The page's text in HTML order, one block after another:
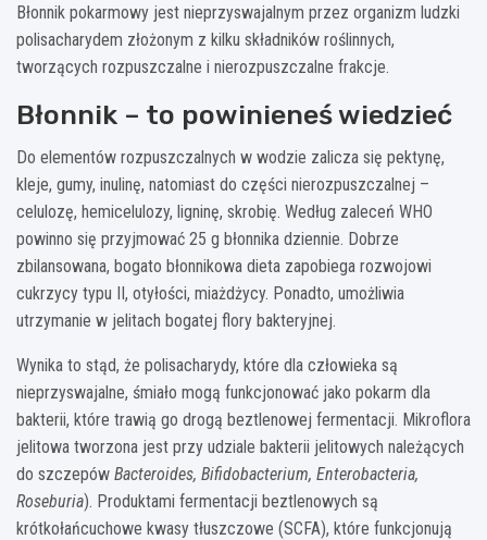
Błonnik pokarmowy jest nieprzyswajalnym przez organizm ludzki
polisacharydem złożonym z kilku składników roślinnych,
tworzących rozpuszczalne i nierozpuszczalne frakcje.
Błonnik – to powinieneś wiedzieć
Do elementów rozpuszczalnych w wodzie zalicza się pektynę,
kleje, gumy, inulinę, natomiast do części nierozpuszczalnej –
celulozę, hemicelulozy, ligninę, skrobię. Według zaleceń WHO
powinno się przyjmować 25 g błonnika dziennie. Dobrze
zbilansowana, bogato błonnikowa dieta zapobiega rozwojowi
cukrzycy typu II, otyłości, miażdżycy. Ponadto, umożliwia
utrzymanie w jelitach bogatej flory bakteryjnej.
Wynika to stąd, że polisacharydy, które dla człowieka są
nieprzyswajalne, śmiało mogą funkcjonować jako pokarm dla
bakterii, które trawią go drogą beztlenowej fermentacji. Mikroflora
jelitowa tworzona jest przy udziale bakterii jelitowych należących
do szczepów Bacteroides, Bifidobacterium, Enterobacteria,
Roseburia). Produktami fermentacji beztlenowych są
krótkołańcuchowe kwasy tłuszczowe (SCFA), które funkcjonują